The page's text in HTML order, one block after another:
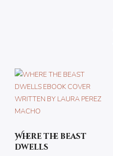
Where the beast
dwells